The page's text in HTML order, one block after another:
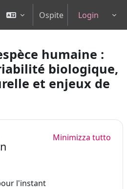
Ospite Login
humaine :
biologique,
et enjeux de
Minimizza tutto
l'instant